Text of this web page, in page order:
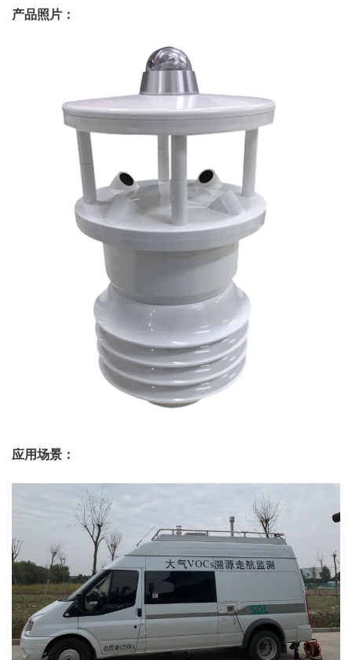
产品照片：
应用场景：